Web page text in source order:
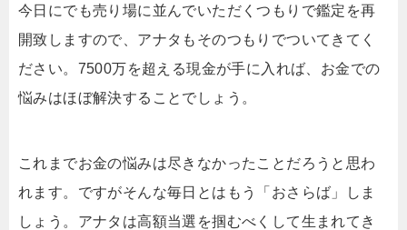
今日にでも売り場に並んでいただくつもりで鑑定を再
開致しますので、アナタもそのつもりでついてきてく
ださい。7500万を超える現金が手に入れば、お金での
悩みはほぼ解決することでしょう。
これまでお金の悩みは尽きなかったことだろうと思わ
れます。ですがそんな毎日とはもう「おさらば」しま
しょう。アナタは高額当選を掴むべくして生まれてき